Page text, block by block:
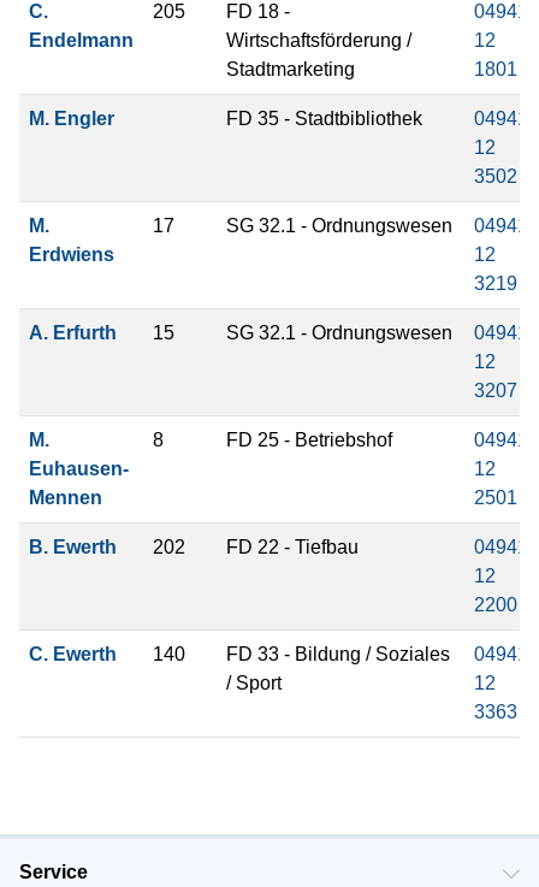
C.
Endelmann
205
FD 18 -
Wirtschaftsförderung /
Stadtmarketing
04941
12
1801
M. Engler FD 35 - Stadtbibliothek
04941
12
3502
M.
Erdwiens
17 SG 32.1 - Ordnungswesen
04941
12
3219
A. Erfurth 15 SG 32.1 - Ordnungswesen
04941
12
3207
M.
Euhausen-
Mennen
8 FD 25 - Betriebshof
04941
12
2501
B. Ewerth 202 FD 22 - Tiefbau
04941
12
2200
C. Ewerth 140
FD 33 - Bildung / Soziales
/ Sport
04941
12
3363
Service